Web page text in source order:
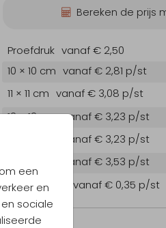
een
en
sociale
Bereken de prijs
Proefdruk vanaf € 2,50
10 × 10 cm vanaf € 2,81 p/st
11 × 11 cm vanaf € 3,08 p/st
12 × 12 cm vanaf € 3,23 p/st
vanaf € 3,23 p/st
vanaf € 3,53 p/st
Enveloppen
vanaf € 0,35 p/st